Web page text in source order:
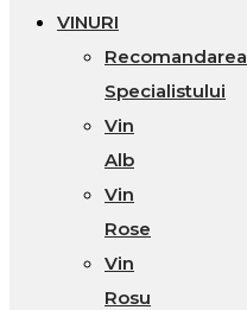
VINURI
Recomandarea
Specialistului
Vin
Alb
Vin
Rose
Vin
Rosu